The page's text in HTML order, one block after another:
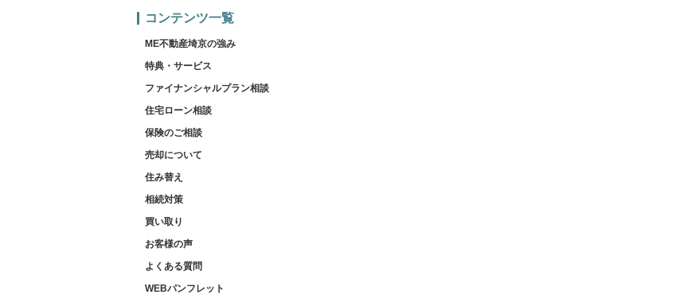
コンテンツ一覧
ME不動産埼京の強み
特典・サービス
ファイナンシャルプラン相談
住宅ローン相談
保険のご相談
売却について
住み替え
相続対策
買い取り
お客様の声
よくある質問
WEBパンフレット